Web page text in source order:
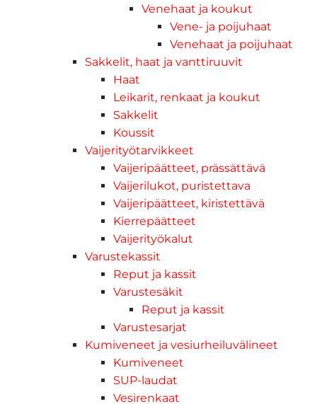
Venehaat ja koukut
Vene- ja poijuhaat
Venehaat ja poijuhaat
Sakkelit, haat ja vanttiruuvit
Haat
Leikarit, renkaat ja koukut
Sakkelit
Koussit
Vaijerityötarvikkeet
Vaijeripäätteet, prässättävä
Vaijerilukot, puristettava
Vaijeripäätteet, kiristettävä
Kierrepäätteet
Vaijerityökalut
Varustekassit
Reput ja kassit
Varustesäkit
Reput ja kassit
Varustesarjat
Kumiveneet ja vesiurheiluvälineet
Kumiveneet
SUP-laudat
Vesirenkaat